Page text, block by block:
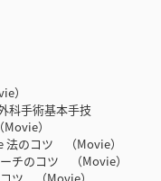
）
科手術基本手技
）
のコツ （Movie）
チのコツ （Movie）